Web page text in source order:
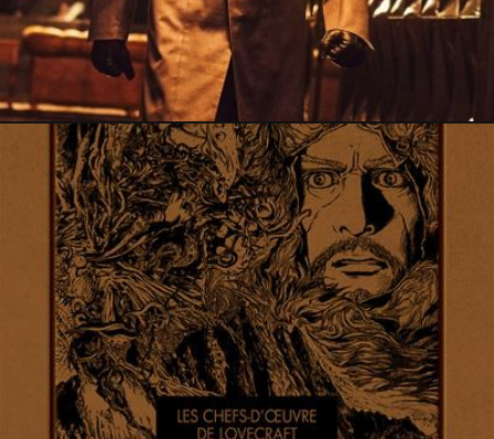
18 août 2021